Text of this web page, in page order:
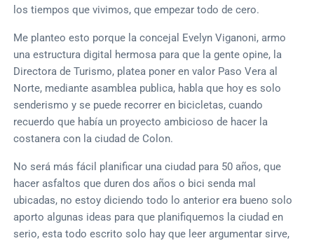
los tiempos que vivimos, que empezar todo de cero.
Me planteo esto porque la concejal Evelyn Viganoni, armo
una estructura digital hermosa para que la gente opine, la
Directora de Turismo, platea poner en valor Paso Vera al
Norte, mediante asamblea publica, habla que hoy es solo
senderismo y se puede recorrer en bicicletas, cuando
recuerdo que había un proyecto ambicioso de hacer la
costanera con la ciudad de Colon.
No será más fácil planificar una ciudad para 50 años, que
hacer asfaltos que duren dos años o bici senda mal
ubicadas, no estoy diciendo todo lo anterior era bueno solo
aporto algunas ideas para que planifiquemos la ciudad en
serio, esta todo escrito solo hay que leer argumentar sirve,